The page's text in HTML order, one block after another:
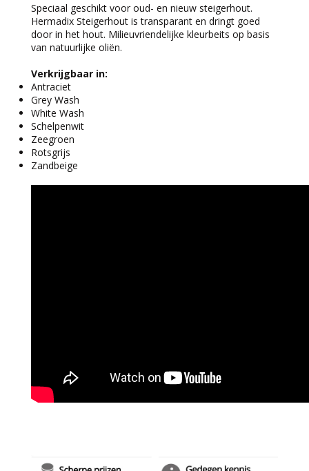
Speciaal geschikt voor oud- en nieuw steigerhout.
Hermadix Steigerhout is transparant en dringt goed
door in het hout. Milieuvriendelijke kleurbeits op basis
van natuurlijke oliën.
Verkrijgbaar in:
Antraciet
Grey Wash
White Wash
Schelpenwit
Zeegroen
Rotsgrijs
Zandbeige